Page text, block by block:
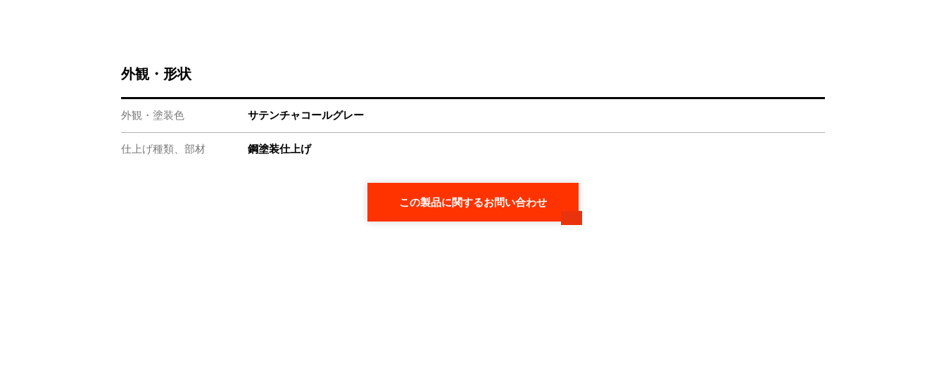
外観・形状
外観・塗装色 サテンチャコールグレー
仕上げ種類、部材 鋼塗装仕上げ
この製品に関するお問い合わせ